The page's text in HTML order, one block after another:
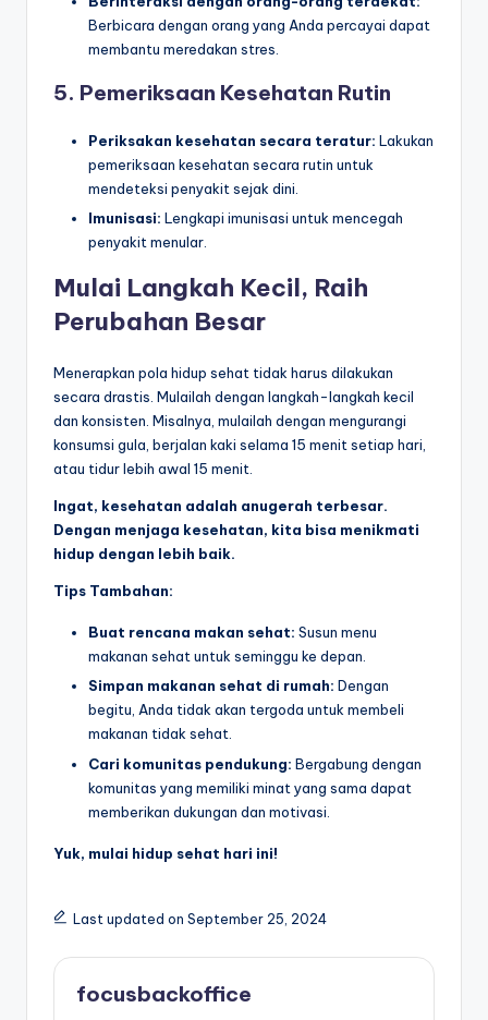
Berbicara dengan orang yang Anda percayai dapat
membantu meredakan stres.
5. Pemeriksaan Kesehatan Rutin
Periksakan kesehatan secara teratur: Lakukan
pemeriksaan kesehatan secara rutin untuk
mendeteksi penyakit sejak dini.
Imunisasi: Lengkapi imunisasi untuk mencegah
penyakit menular.
Mulai Langkah Kecil, Raih
Perubahan Besar
Menerapkan pola hidup sehat tidak harus dilakukan
secara drastis. Mulailah dengan langkah-langkah kecil
dan konsisten. Misalnya, mulailah dengan mengurangi
konsumsi gula, berjalan kaki selama 15 menit setiap hari,
atau tidur lebih awal 15 menit.
Ingat, kesehatan adalah anugerah terbesar.
Dengan menjaga kesehatan, kita bisa menikmati
hidup dengan lebih baik.
Tips Tambahan:
Buat rencana makan sehat: Susun menu
makanan sehat untuk seminggu ke depan.
Simpan makanan sehat di rumah: Dengan
begitu, Anda tidak akan tergoda untuk membeli
makanan tidak sehat.
Cari komunitas pendukung: Bergabung dengan
komunitas yang memiliki minat yang sama dapat
memberikan dukungan dan motivasi.
Yuk, mulai hidup sehat hari ini!
Last updated on September 25, 2024
focusbackoffice